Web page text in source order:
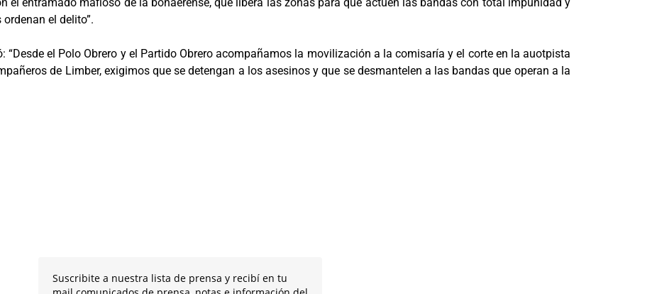
el delito”.
“Desde el Polo Obrero y el Partido Obrero acompañamos la movilización a la comisaría y el corte en la auotpista
de Limber, exigimos que se detengan a los asesinos y que se desmantelen a las bandas que operan a la
Suscribite a nuestra lista de prensa y recibí en tu